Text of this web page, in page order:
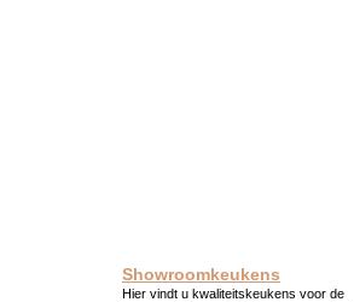
Showroomkeukens
Hier vindt u kwaliteitskeukens voor de